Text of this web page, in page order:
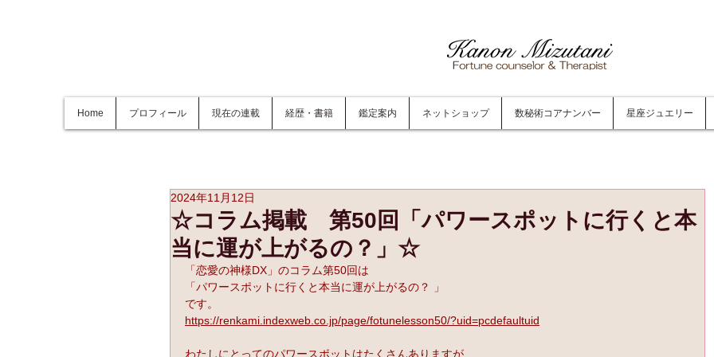
Home プロフィール 現在の連載 経歴・書籍 鑑定案内 ネットショップ 数秘術コアナンバー 星座ジュエリー
☆コラム掲載 第50回「パワースポットに行くと本
当に運が上がるの？」☆
2024年11月12日
「恋愛の神様DX」のコラム第50回は
「パワースポットに行くと本当に運が上がるの？ 」
です。
https://renkami.indexweb.co.jp/page/fotunelesson50/?uid=pcdefaultuid
わたしにとってのパワースポットはたくさんありますが、